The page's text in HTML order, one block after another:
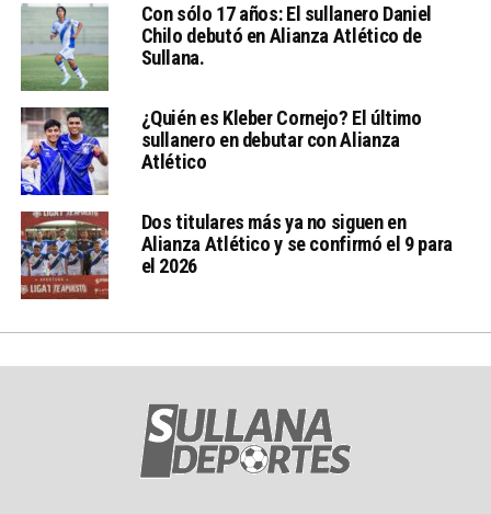
Con sólo 17 años: El sullanero Daniel
Chilo debutó en Alianza Atlético de
Sullana.
¿Quién es Kleber Cornejo? El último
sullanero en debutar con Alianza
Atlético
Dos titulares más ya no siguen en
Alianza Atlético y se confirmó el 9 para
el 2026